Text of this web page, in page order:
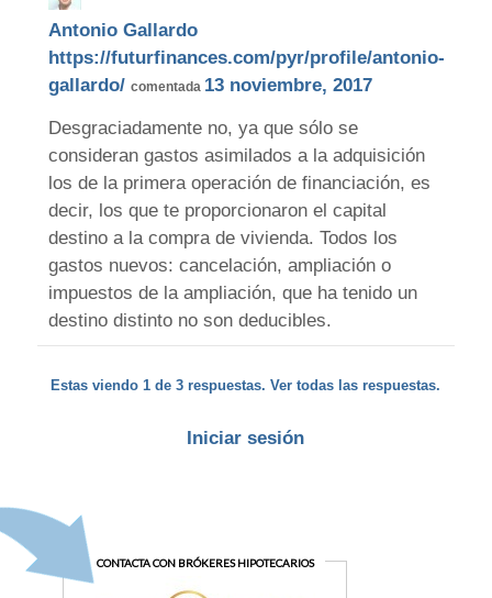
Antonio Gallardo
https://futurfinances.com/pyr/profile/antonio-
gallardo/ comentada 13 noviembre, 2017
Desgraciadamente no, ya que sólo se
consideran gastos asimilados a la adquisición
los de la primera operación de financiación, es
decir, los que te proporcionaron el capital
destino a la compra de vivienda. Todos los
gastos nuevos: cancelación, ampliación o
impuestos de la ampliación, que ha tenido un
destino distinto no son deducibles.
Estas viendo 1 de 3 respuestas. Ver todas las respuestas.
Iniciar sesión